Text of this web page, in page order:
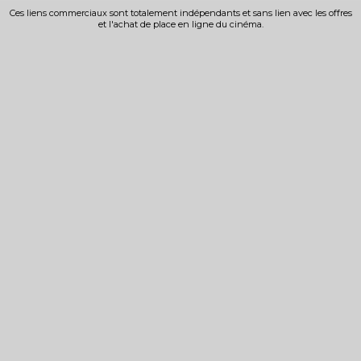
Ces liens commerciaux sont totalement indépendants et sans lien avec les offres
et l'achat de place en ligne du cinéma.